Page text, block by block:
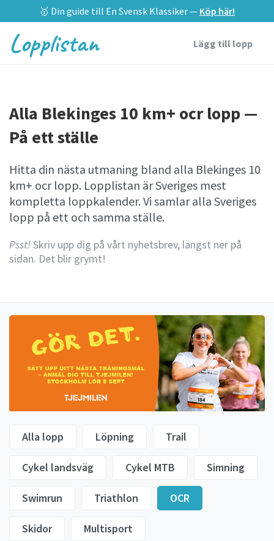
🥇 Din guide till En Svensk Klassiker — Köp här!
Lopplistan Lägg till lopp
Alla Blekinges 10 km+ ocr lopp —
På ett ställe
Hitta din nästa utmaning bland alla Blekinges 10
km+ ocr lopp. Lopplistan är Sveriges mest
kompletta loppkalender. Vi samlar alla Sveriges
lopp på ett och samma ställe.
Psst!Skriv upp dig på vårt nyhetsbrev, längst ner på
sidan. Det blir grymt!
Alla lopp Löpning Trail
Cykel landsväg Cykel MTB Simning
Swimrun Triathlon OCR
Skidor Multisport